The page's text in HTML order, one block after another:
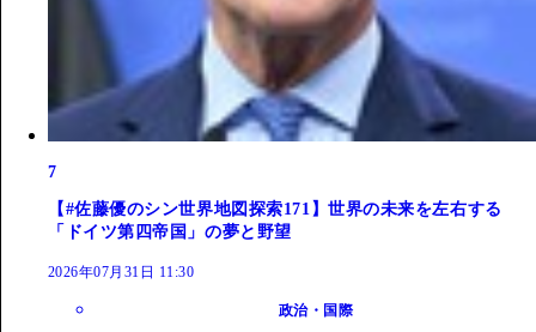
7
【#佐藤優のシン世界地図探索171】世界の未来を左右する
「ドイツ第四帝国」の夢と野望
2026年07月31日 11:30
政治・国際